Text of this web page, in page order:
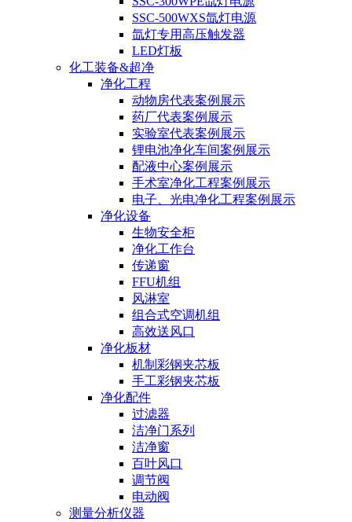
SSC-500WXS氙灯电源
氙灯专用高压触发器
LED灯板
化工装备&超净
净化工程
动物房代表案例展示
药厂代表案例展示
实验室代表案例展示
锂电池净化车间案例展示
配液中心案例展示
手术室净化工程案例展示
电子、光电净化工程案例展示
净化设备
生物安全柜
净化工作台
传递窗
FFU机组
风淋室
组合式空调机组
高效送风口
净化板材
机制彩钢夹芯板
手工彩钢夹芯板
净化配件
过滤器
洁净门系列
洁净窗
百叶风口
调节阀
电动阀
测量分析仪器